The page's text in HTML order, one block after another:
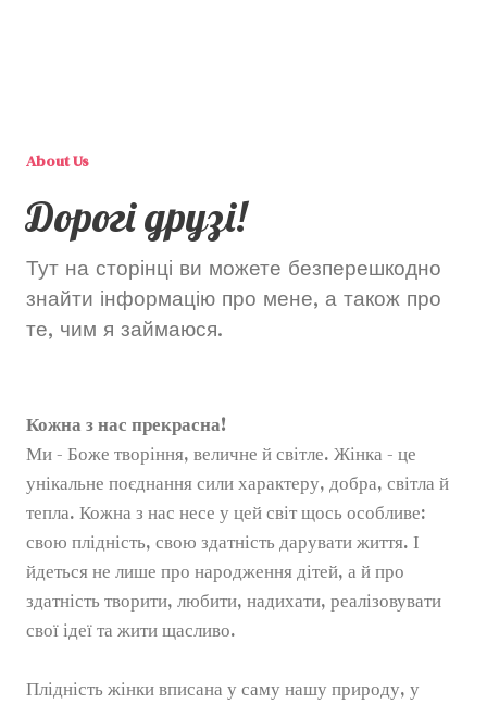
About Us
Дорогі друзі!
Тут на сторінці ви можете безперешкодно
знайти інформацію про мене, а також про
те, чим я займаюся.
Кожна з нас прекрасна!
Ми - Боже творіння, величне й світле. Жінка - це
унікальне поєднання сили характеру, добра, світла й
тепла. Кожна з нас несе у цей світ щось особливе:
свою плідність, свою здатність дарувати життя. І
йдеться не лише про народження дітей, а й про
здатність творити, любити, надихати, реалізовувати
свої ідеї та жити щасливо.
Плідність жінки вписана у саму нашу природу, у